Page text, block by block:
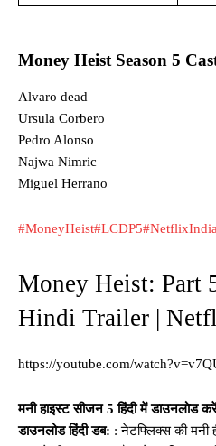
Money Heist Season 5
Alvaro dead
Ursula Corbero
Pedro Alonso
Najwa Nimric
Miguel Herrano
#MoneyHeist#LCDP5
Money Heist: Part
Hindi Trailer |
https://youtube.com/
मनी हाइस्ट सीजन 5 हिंदी में डाउनलोड
डाउनलोड हिंदी डब: : नेटफ्लिक्स की मनी